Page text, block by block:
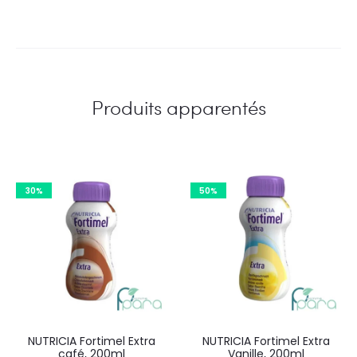
Produits apparentés
30%
NUTRICIA Fortimel Extra
café, 200ml
50%
NUTRICIA Fortimel Extra
Vanille, 200ml